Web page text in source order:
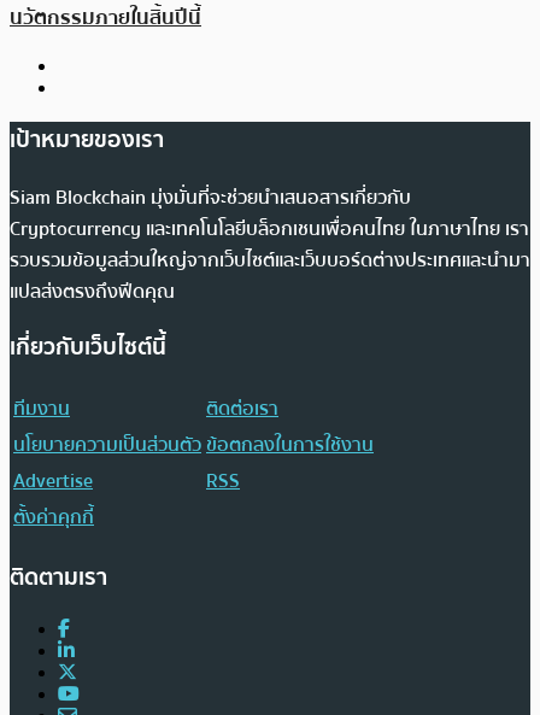
นวัตกรรมภายในสิ้นปีนี้
เป้าหมายของเรา
Siam Blockchain มุ่งมั่นที่จะช่วยนำเสนอสารเกี่ยวกับ
Cryptocurrency และเทคโนโลยีบล็อกเชนเพื่อคนไทย ในภาษาไทย เรา
รวบรวมข้อมูลส่วนใหญ่จากเว็บไซต์และเว็บบอร์ดต่างประเทศและนำมา
แปลส่งตรงถึงฟีดคุณ
เกี่ยวกับเว็บไซต์นี้
ทีมงาน
ติดต่อเรา
นโยบายความเป็นส่วนตัวข้อตกลงในการใช้งาน
Advertise
RSS
ตั้งค่าคุกกี้
ติดตามเรา